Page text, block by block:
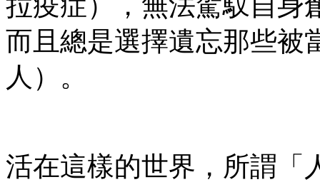
而且總是選擇遺忘那些被
人）。
活在這樣的世界，所謂「